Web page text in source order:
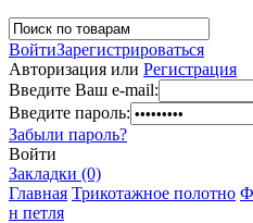
ВойтиЗарегистрироваться
Авторизация или Регистрация
Введите Ваш e-mail:
Введите пароль:
Забыли пароль?
Войти
Закладки (0)
Главная Трикотажное полотно
н петля